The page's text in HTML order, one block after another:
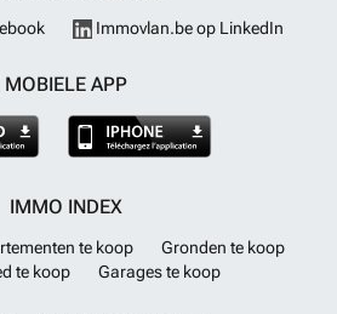
Immovlan.be op LinkedIn
MOBIELE APP
IMMO INDEX
te koop
Gronden te koop
te koop
Garages te koop